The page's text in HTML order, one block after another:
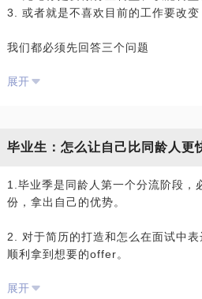
定位好自己以何种人设在职场上持续
职业规划可以用更加与互联网时代接
在职场上转战了知名会计师事务所、
业关于管理和职场方面的信息和思考
一路以来结交了各个行业有趣的人，
爱好广泛， 伪文艺青年一枚。希望
助。
总结起来，我就是工作中亢奋，生
3. 或者就是不喜欢目前的工作要改变
我们都必须先回答三个问题
2. 转型路径规划
我的独特优势在于：
独特经历：经历过从外企高管到教育
营，从投资、税务、政府关系、法
公司。
列问题，从实际操作层面深刻理解
展开
毕业生：怎么让自己比同龄人更
1.毕业季是同龄人第一个分流阶段，
份，拿出自己的优势。
2. 对于简历的打造和怎么在面试中
顺利拿到想要的offer。
3. 我会带你进行人设整理，打造你
展开